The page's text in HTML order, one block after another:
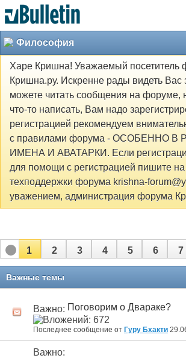
Философия
Харе Кришна! Уважаемый посетитель
Кришна.ру. Искренне рады видеть Вас
можете читать сообщения на форуме,
что-то написать, Вам надо
регистрацией рекомендуем
с правилами форума - ОСОБЕННО В
ИМЕНА И АВАТАРКИ. Если
для помощи с регистрацией пишите
техподдержки форума krishna-
уважением, администрация форума
1 2 3 4 5 6 7
11 12
Важные темы
Важно: Поговорим о Двараке?
Последнее сообщение от Гуру Бхакти
Важно: